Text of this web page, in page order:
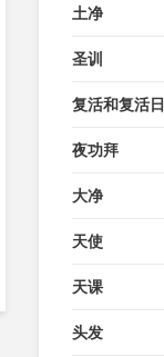
土净
圣训
复活和复活日
夜功拜
大净
天使
天课
头发